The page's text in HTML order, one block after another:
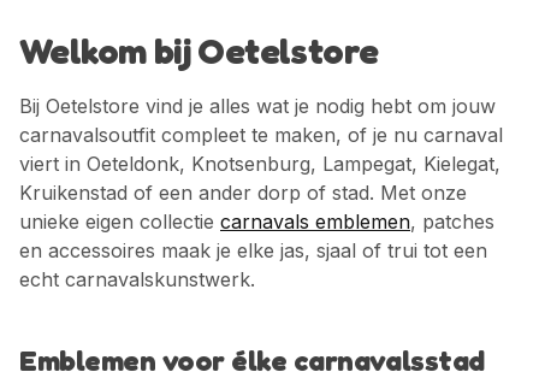
Welkom bij Oetelstore
Bij Oetelstore vind je alles wat je nodig hebt om jouw
carnavalsoutfit compleet te maken, of je nu carnaval
viert in Oeteldonk, Knotsenburg, Lampegat, Kielegat,
Kruikenstad of een ander dorp of stad. Met onze
unieke eigen collectie carnavals emblemen, patches
en accessoires maak je elke jas, sjaal of trui tot een
echt carnavalskunstwerk.
Emblemen voor élke carnavalsstad